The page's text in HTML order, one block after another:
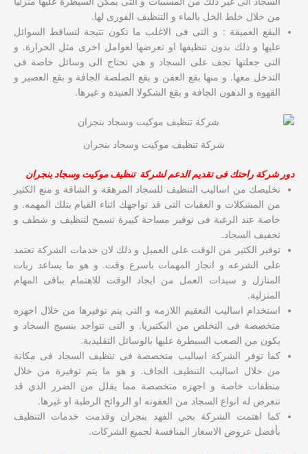
من خلال خلط الخل بالماء و التنظيف الفورى لها.
البقع العميقة : و التى فى الاغلب ما تكون نتيجة لتساقط السوائل
عليها و ذلك بدون تنظيفها او تعرضها لعوامل اخرى مثل الحرارة. و
التى جعلتها تجف على السجاد و هي تحتاج الى وسائل خاصة فى
التدخل معها. و منها بقع العفن و بقع الصلصة الجافة و بقع العصير و
القهوه و الدهون الجافة و بقع الشكولا العنيدة و غيرها.
شركة تنظيف موكيت وسجاد بنجران
دور شركة راحتك فى تقديم الدعم لشركة تنظيف موكيت وسجاد بنجران
تخليصك من اساليب التنظيف للسجاد المرهقة و الشاقة و منع الكثير
من المشكلات و العقبات التى قد تواجهك اثناء القيام بتلك المهمه. و
خاصة عند الرغبة فى توفير مساحة كبيرة تسمح لتنظيف و شطف و
تجفيف السجاد.
توفير الكثير من الوقت على العميل و ذلك لان خدمات الشركة تعتمد
على الشرعه و انجاز المهمات باسرع وقت. و هو ما يساعد ربات
المنازل و سيدات العمل من ايجاد الوقت للاهتمام بباقى المهام
المنزلية.
استخدام اساليب التعقيم اللازمه و التى يتم توفيرها من خلال اجهزه
متخصصة فى التخلص من البكتيريا. و التى تتواجد بنسيج السجاد و
يكون من الصعب السيطرة عليها بالوسائل التقليدية.
كما توفر الشركة اساليب متخصصة فى تنظيف السجاد فى مكانة
من خلال اساليب التنظيف الجاف. و هو ما يتم توفيرة من خلال
منظفات خاصة و اجهزه متخصصة مما يقلل من الضرر الذي قد
تتعرض له انواع السجاد من العفونه او الروائح الرطبة او غيرها.
كما اهتمت الشركة بحي الفهد بنجران وقدمت خدمات التنظيف
بأفضل عروض الاسعار المنافسة لجميع الشركات.